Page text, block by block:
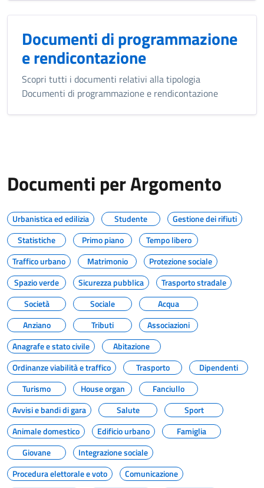
Documenti di programmazione
e rendicontazione
Scopri tutti i documenti relativi alla tipologia
Documenti di programmazione e rendicontazione
Documenti per Argomento
Urbanistica ed edilizia Studente
Gestione dei rifiuti
Statistiche
Primo piano
Tempo libero
Traffico urbano
Matrimonio
Protezione sociale
Spazio verde
Sicurezza pubblica
Trasporto stradale
Società
Sociale
Acqua
Anziano
Tributi
Associazioni
Anagrafe e stato civile
Abitazione
Ordinanze viabilità e traffico
Trasporto
Dipendenti
Turismo
House organ
Fanciullo
Avvisi e bandi di gara
Salute
Sport
Animale domestico
Edificio urbano
Famiglia
Giovane
Integrazione sociale
Procedura elettorale e voto
Comunicazione